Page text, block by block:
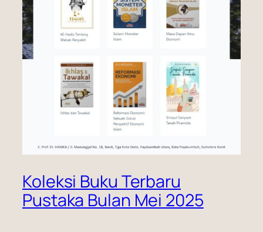
Koleksi Buku Terbaru
Pustaka Bulan Mei 2025